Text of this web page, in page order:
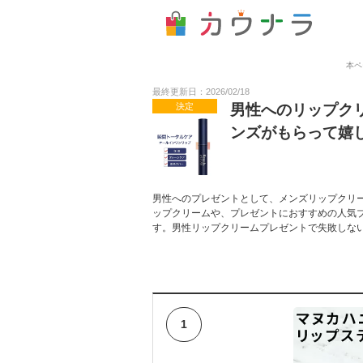
本
最終更新日：2026/02/18
決定
男性へのリップク
ンズがもらって嬉
男性へのプレゼントとして、メンズリップク
ップクリームや、プレゼントにおすすめの人
す。男性リップクリームプレゼントで失敗しな
1